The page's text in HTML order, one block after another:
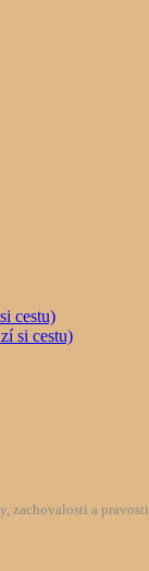
cestu)
zachovalosti a pravosti.